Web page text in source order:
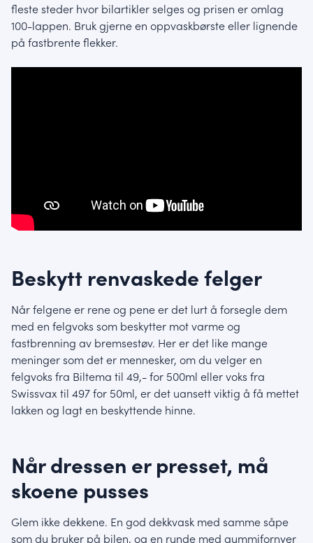
fleste steder hvor bilartikler selges og prisen er omlag
100-lappen. Bruk gjerne en oppvaskbørste eller lignende
på fastbrente flekker.
Beskytt renvaskede felger
Når felgene er rene og pene er det lurt å forsegle dem
med en felgvoks som beskytter mot varme og
fastbrenning av bremsestøv. Her er det like mange
meninger som det er mennesker, om du velger en
felgvoks fra Biltema til 49,- for 500ml eller voks fra
Swissvax til 497 for 50ml, er det uansett viktig å få mettet
lakken og lagt en beskyttende hinne.
Når dressen er presset, må
skoene pusses
Glem ikke dekkene. En god dekkvask med samme såpe
som du bruker på bilen, og en runde med gummifornyer